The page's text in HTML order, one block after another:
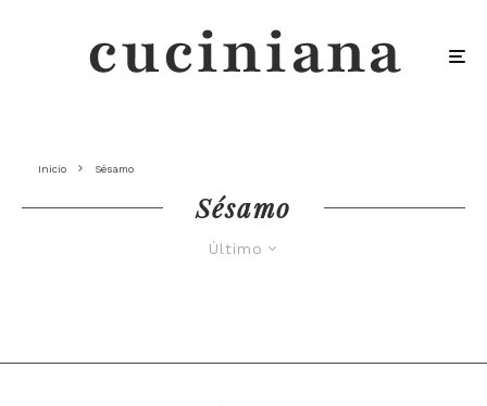
Inicio Sésamo
Sésamo
Último